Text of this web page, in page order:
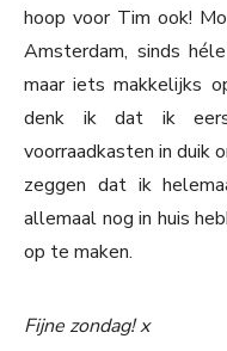
hoop voor Tim ook!
Amsterdam, sinds
maar iets makkelijks
denk ik dat ik
voorraadkasten in duik
zeggen dat ik
allemaal nog in huis
op te maken.
Fijne zondag! x